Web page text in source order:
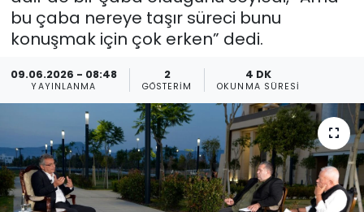
bu çaba nereye taşır süreci bunu
konuşmak için çok erken” dedi.
09.06.2026 - 08:48
YAYINLANMA
2
GÖSTERIM
4 DK
OKUNMA SÜRESI
KKTC YEREL SEÇİM 2018
Magazin
Moda
Nöbetçi Eczaneler